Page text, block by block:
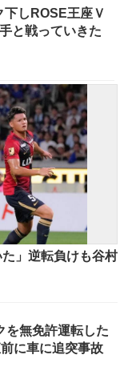
下しROSE王座Ｖ
と戦っていきた
」逆転負けも谷村
を無免許運転した
に車に追突事故